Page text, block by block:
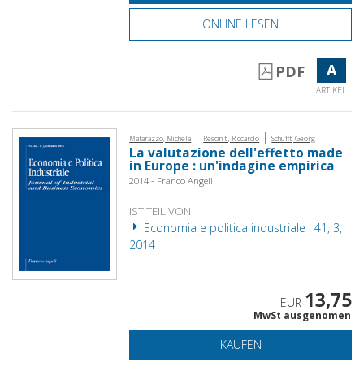
ONLINE LESEN
PDF A
ARTIKEL
Matarazzo, Michela | Resciniti, Riccardo | Schufft, Georg
La valutazione dell'effetto made
in Europe : un'indagine empirica
2014 - Franco Angeli
IST TEIL VON
Economia e politica industriale : 41, 3,
2014
EUR 13,75
MwSt ausgenomen
KAUFEN